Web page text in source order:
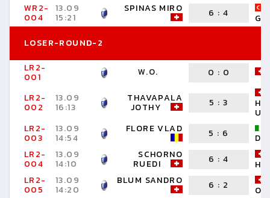
WR2-
004
13.09
15:21
SPINAS MIRO 6 :4
LOSER-ROUND-2
LR2-
001 W.O. 0 : 0
LR2-
002
13.09
16:13
THAVAPALA
JOTHY 5 :3
LR2-
003
13.09
14:54
FLORE VLAD 5 : 6
LR2-
004
13.09
14:10
SCHORNO
RUEDI 6 :4
LR2-
005
13.09
14:20
BLUM SANDRO 6 : 2